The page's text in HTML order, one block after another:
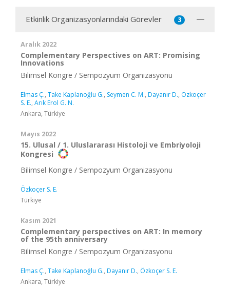
Etkinlik Organizasyonlarındaki Görevler 3
Aralık 2022
Complementary Perspectives on ART: Promising
Innovations
Bilimsel Kongre / Sempozyum Organizasyonu
Elmas Ç., Take Kaplanoğlu G., Seymen C. M., Dayanır D., Özkoçer
S. E., Arık Erol G. N.
Ankara, Türkiye
Mayıs 2022
15. Ulusal / 1. Uluslararası Histoloji ve Embriyoloji
Kongresi
Bilimsel Kongre / Sempozyum Organizasyonu
Özkoçer S. E.
Türkiye
Kasım 2021
Complementary perspectives on ART: In memory
of the 95th anniversary
Bilimsel Kongre / Sempozyum Organizasyonu
Elmas Ç., Take Kaplanoğlu G., Dayanır D., Özkoçer S. E.
Ankara, Türkiye